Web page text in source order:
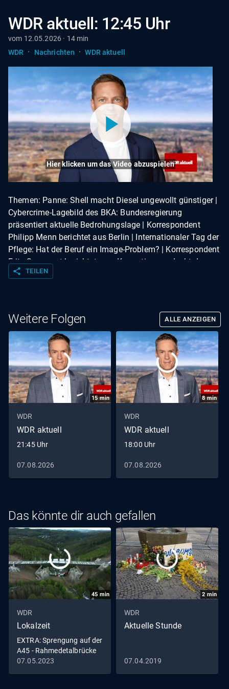
WDR aktuell: 12:45 Uhr
vom 12.05.2026 · 14 min
WDR
· Nachrichten · WDR aktuell
Hier klicken um das Video abzuspielen
Themen: Panne: Shell macht Diesel ungewollt günstiger |
Cybercrime-Lagebild des BKA: Bundesregierung
präsentiert aktuelle Bedrohungslage | Korrespondent
Philipp Menn berichtet aus Berlin | Internationaler Tag der
Pflege: Hat der Beruf ein Image-Problem? | Korrespondent
Fritz Sprengart berichtet zum Korruptionsverdacht der
Justizvollzugsanstalt Euskirchen aus Düsseldorf |
share TEILEN
Weitere Folgen ALLE ANZEIGEN
15min
WDR
WDR aktuell
21:45 Uhr
07.08.2026
8min
WDR
WDR aktuell
18:00 Uhr
07.08.2026
Das könnte dir auch gefallen
45 min
WDR
Lokalzeit
EXTRA: Sprengung auf der
A45 - Rahmedetalbrücke
in Lüdenscheid fällt
07.05.2023
2 min
WDR
Aktuelle Stunde
07.04.2019